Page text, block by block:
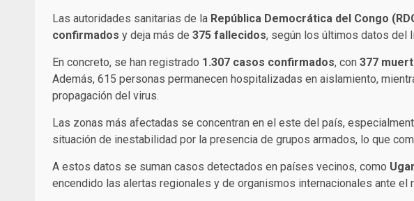
Las autoridades sanitarias de la República Democrática del Congo
confirmados y deja más de 375 fallecidos, según los últimos datos del
En concreto, se han registrado 1.307 casos confirmados, con 377
Además, 615 personas permanecen hospitalizadas en aislamiento,
propagación del virus.
Las zonas más afectadas se concentran en el este del país,
situación de inestabilidad por la presencia de grupos armados, lo que
A estos datos se suman casos detectados en países vecinos, como
encendido las alertas regionales y de organismos internacionales ante el